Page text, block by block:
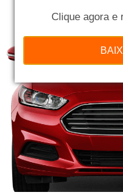
Clique agora e